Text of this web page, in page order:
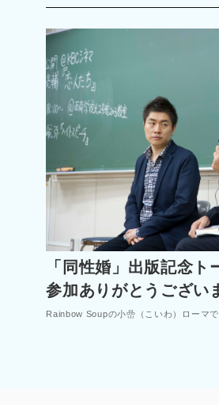
「同性婚」出版記念
参加ありがとうござい
Rainbow Soupの小嵒（こいわ）ローマ